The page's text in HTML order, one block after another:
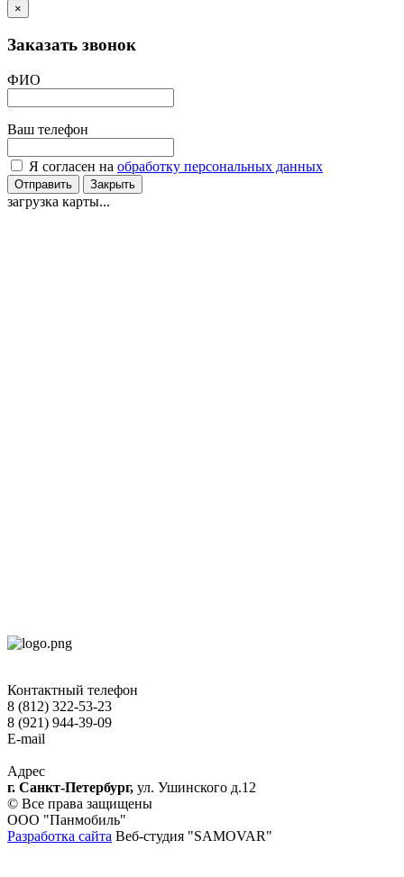
×
Заказать звонок
ФИО
Ваш телефон
Я согласен на обработку персональных данных
Отправить Закрыть
загрузка карты...
Контактный телефон
8 (812) 322-53-23
8 (921) 944-39-09
E-mail
Адрес
г. Санкт-Петербург, ул. Ушинского д.12
© Все права защищены
ООО "Панмобиль"
Разработка сайта Веб-студия "SAMOVAR"